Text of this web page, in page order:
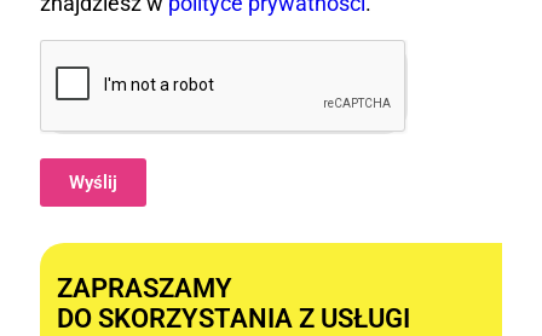
Wyślij
ZAPRASZAMY
DO SKORZYSTANIA Z USŁUGI